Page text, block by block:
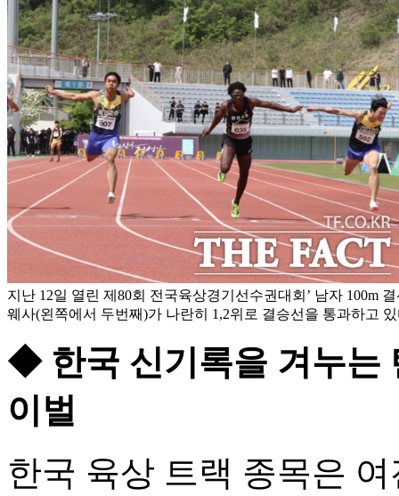
지난 12일 열린 제80회 전국육상경기선수권대회’ 남자 100m
웨사(왼쪽에서 두번째)가 나란히 1,2위로 결승선을 통과하고
◆ 한국 신기록을 겨누는
이벌
한국 육상 트랙 종목은